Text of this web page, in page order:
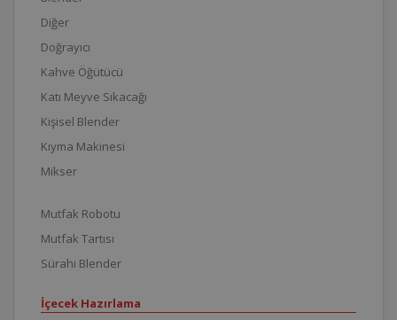
Diğer
Doğrayıcı
Kahve Öğütücü
Katı Meyve Sıkacağı
Kişisel Blender
Kıyma Makinesi
Mikser
Mutfak Robotu
Mutfak Tartısı
Sürahi Blender
İçecek Hazırlama